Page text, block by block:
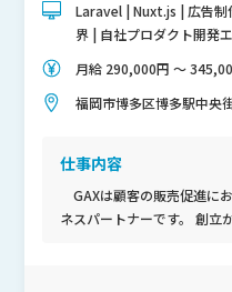
Laravel | Nuxt.js | 広告制
界 | 自社プロダクト開発
月給 290,000円 〜
福岡市博多区博多駅中央
仕事内容
GAXは顧客の販売促進に
ネスパートナーです。 創立